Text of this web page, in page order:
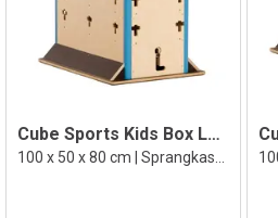
Cube Sports Kids Box Large